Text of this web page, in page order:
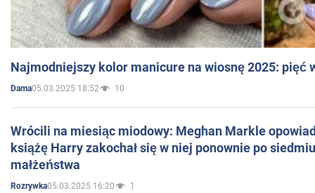
Najmodniejszy kolor manicure na wiosnę 2025: pięć
Dama05.03.2025 18:52 10
Wrócili na miesiąc miodowy: Meghan Markle
książę Harry zakochał się w niej ponownie po
małżeństwa
Rozrywka05.03.2025 16:20 1